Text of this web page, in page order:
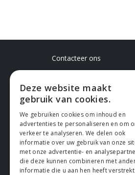
Voet
Contacteer ons
Deze website maakt
gebruik van cookies.
We gebruiken cookies om inhoud en
advertenties te personaliseren en om
verkeer te analyseren. We delen ook
informatie over uw gebruik van onze
met onze advertentie- en
die deze kunnen combineren met
informatie die u aan hen heeft